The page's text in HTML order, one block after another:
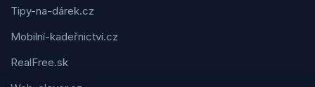
Tipy-na-dárek.cz
Mobilní-kadeřnictví.cz
RealFree.sk